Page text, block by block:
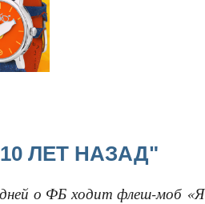
ЛЕТ НАЗАД"
дней о ФБ ходит флеш-моб «Я